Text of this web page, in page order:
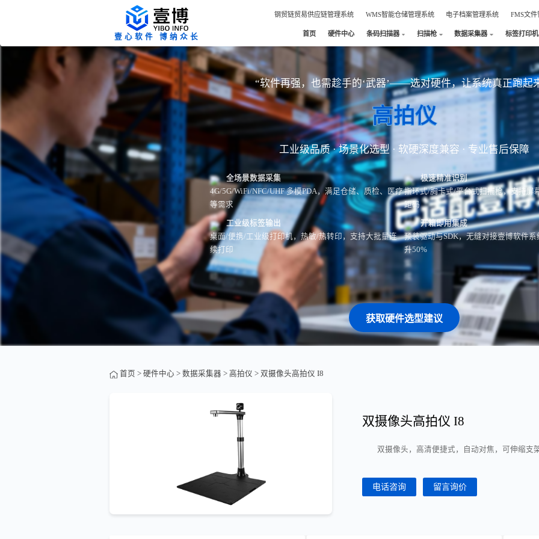
钢贸链贸易供应链管理系统 WMS智能仓储管理系统 电子档案管理系统 FMS文
壹心软件 博纳众长 首页 硬件中心 条码扫描器 扫描枪 数据采集器 标签打印机
“软件再强，也需趁手的‘武器’——选对硬件，让系统真正跑起
高拍仪
工业级品质 · 场景化选型 · 软硬深度兼容 · 专业售后保障
全场景数据采集
4G/5G/WiFi/NFC/UHF 多模PDA，满足仓储、质检、医疗
等需求
极速精准识别
指环式/胸卡式/平台式扫描枪，支持屏
距码
工业级标签输出
桌面/便携/工业级打印机，热敏/热转印，支持大批量连
续打印
开箱即用集成
预装驱动与SDK，无缝对接壹博软件
升50%
获取硬件选型建议
首页 > 硬件中心 > 数据采集器 > 高拍仪 > 双摄像头高拍仪 I8
双摄像头高拍仪 I8
双摄像头，高清便捷式，自动对焦，可伸缩支
电话咨询 留言询价